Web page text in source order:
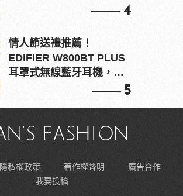
4
情人節送禮推薦！
EDIFIER W800BT PLUS
耳罩式無線藍牙耳機，在
5
隱私權政策 著作權聲明
廣告合作
我要投稿